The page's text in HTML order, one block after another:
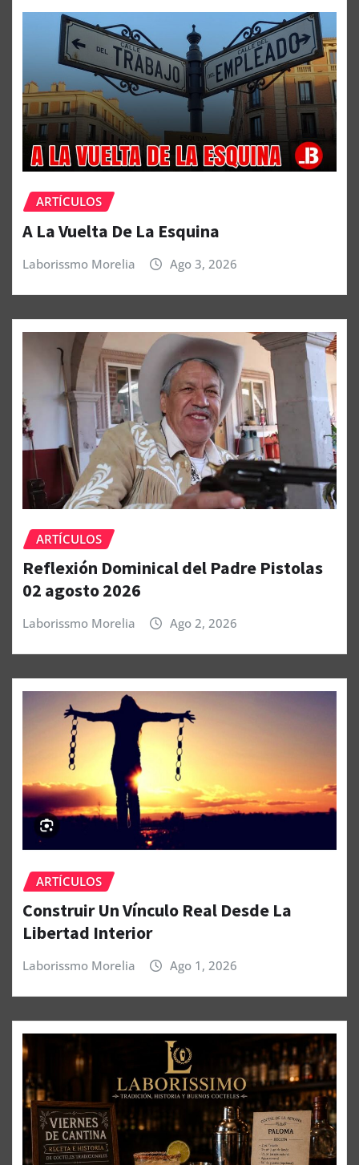
ARTÍCULOS
A La Vuelta De La Esquina
Laborissmo Morelia Ago 3, 2026
ARTÍCULOS
Reflexión Dominical del Padre Pistolas
02 agosto 2026
Laborissmo Morelia Ago 2, 2026
ARTÍCULOS
Construir Un Vínculo Real Desde La
Libertad Interior
Laborissmo Morelia Ago 1, 2026